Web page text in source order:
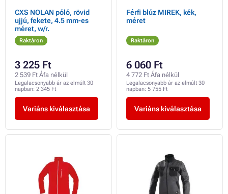
CXS NOLAN póló, rövid
ujjú, fekete, 4.5 mm-es
méret, w/r.
Raktáron
3 225 Ft
2 539 Ft Áfa nélkül
Legalacsonyabb ár az elmúlt 30
napban: 2 345 Ft
Variáns kiválasztása
Férfi blúz MIREK, kék,
méret
Raktáron
6 060 Ft
4 772 Ft Áfa nélkül
Legalacsonyabb ár az elmúlt 30
napban: 5 755 Ft
Variáns kiválasztása